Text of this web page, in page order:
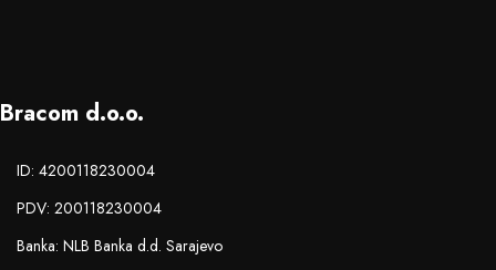
Bracom d.o.o.
ID: 4200118230004
PDV: 200118230004
Banka: NLB Banka d.d. Sarajevo